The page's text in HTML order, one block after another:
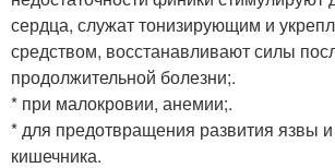
сердца, служат тонизирующим и
средством, восстанавливают силы
продолжительной болезни;.
* при малокровии, анемии;.
* для предотвращения развития язвы и
кишечника.